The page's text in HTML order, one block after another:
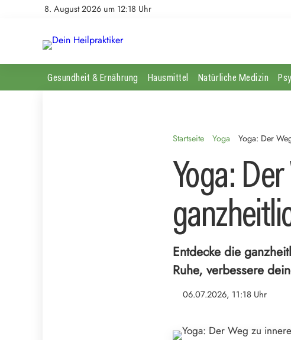
8. August 2026 um 12:18 Uhr
Gesundheit & Ernährung Hausmittel Natürliche Medizin
Startseite Yoga Yoga: Der
Yoga:
Entdecke die
Ruhe, verbessere
06.07.2026, 11:18 Uhr